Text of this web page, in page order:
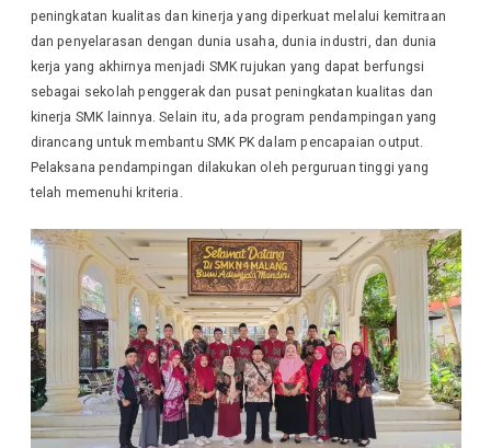
peningkatan kualitas dan kinerja yang diperkuat melalui kemitraan
dan penyelarasan dengan dunia usaha, dunia industri, dan dunia
kerja yang akhirnya menjadi SMK rujukan yang dapat berfungsi
sebagai sekolah penggerak dan pusat peningkatan kualitas dan
kinerja SMK lainnya. Selain itu, ada program pendampingan yang
dirancang untuk membantu SMK PK dalam pencapaian output.
Pelaksana pendampingan dilakukan oleh perguruan tinggi yang
telah memenuhi kriteria.